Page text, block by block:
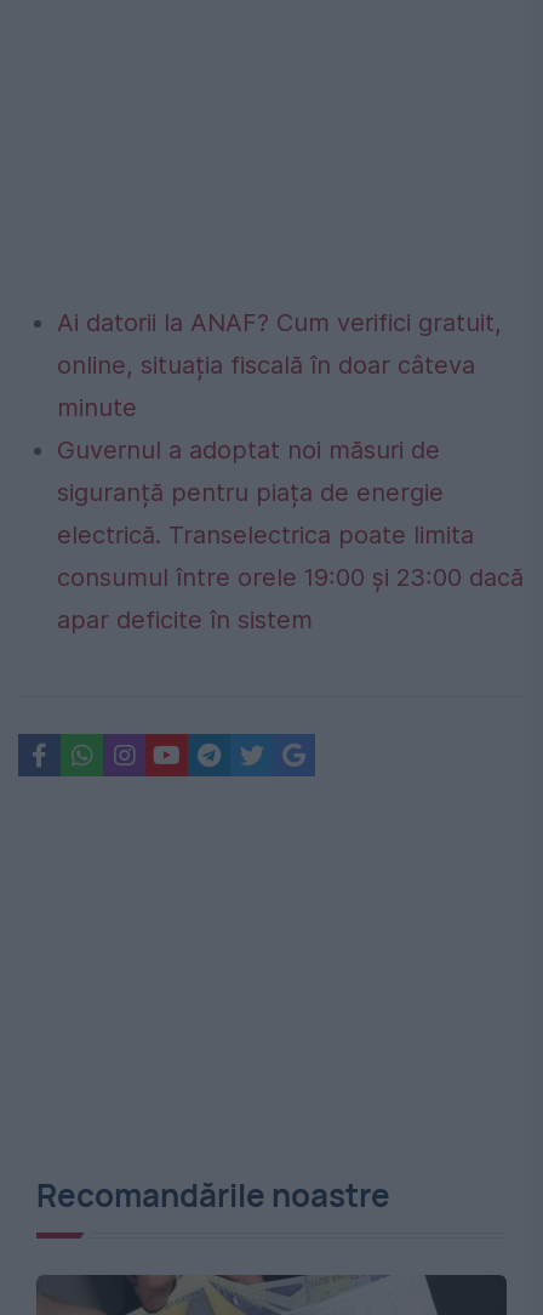
Ai datorii la ANAF? Cum verifici gratuit,
online, situația fiscală în doar câteva
minute
Guvernul a adoptat noi măsuri de
siguranță pentru piața de energie
electrică. Transelectrica poate limita
consumul între orele 19:00 și 23:00 dacă
apar deficite în sistem
Recomandările noastre